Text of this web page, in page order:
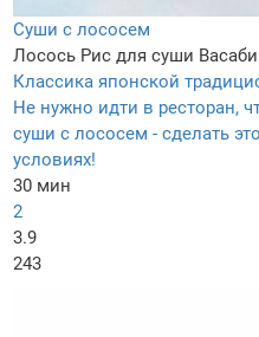
Суши с лососем
Лосось Рис для суши Васаби
Классика японской
Не нужно идти в ресторан,
суши с лососем - сделать
условиях!
30 мин
2
3.9
243